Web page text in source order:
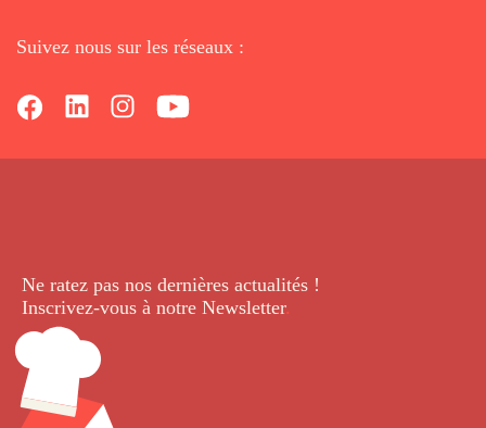
Suivez nous sur les réseaux :
Ne ratez pas nos dernières actualités !
Inscrivez-vous à notre Newsletter.